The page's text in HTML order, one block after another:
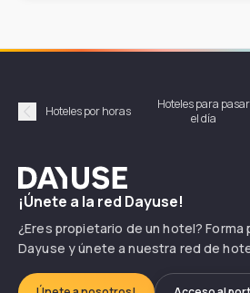
Précédent
Hoteles por horas
Hoteles para pasar
el día
Dayuse
¡Únete a la red Dayuse!
¿Eres propietario de un hotel?
Dayuse y únete a nuestra red de